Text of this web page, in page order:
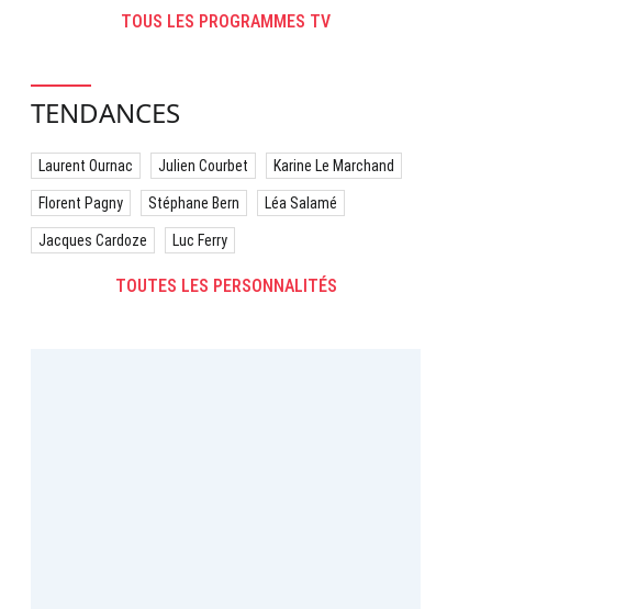
TOUS LES PROGRAMMES TV
TENDANCES
Laurent Ournac Julien Courbet Karine Le Marchand
Florent Pagny Stéphane Bern Léa Salamé
Jacques Cardoze Luc Ferry
TOUTES LES PERSONNALITÉS